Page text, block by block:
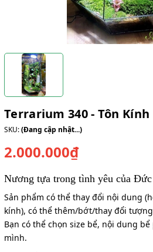
Terrarium 340 - Tôn
SKU:(Đang cập nhật...)
2.000.000₫
Nương tựa trong tình yêu của
Sản phẩm có thể thay đổi nội dung
kính), có thể thêm/bớt/thay đổi
Bạn có thể chọn size bể, nội dung
mình.